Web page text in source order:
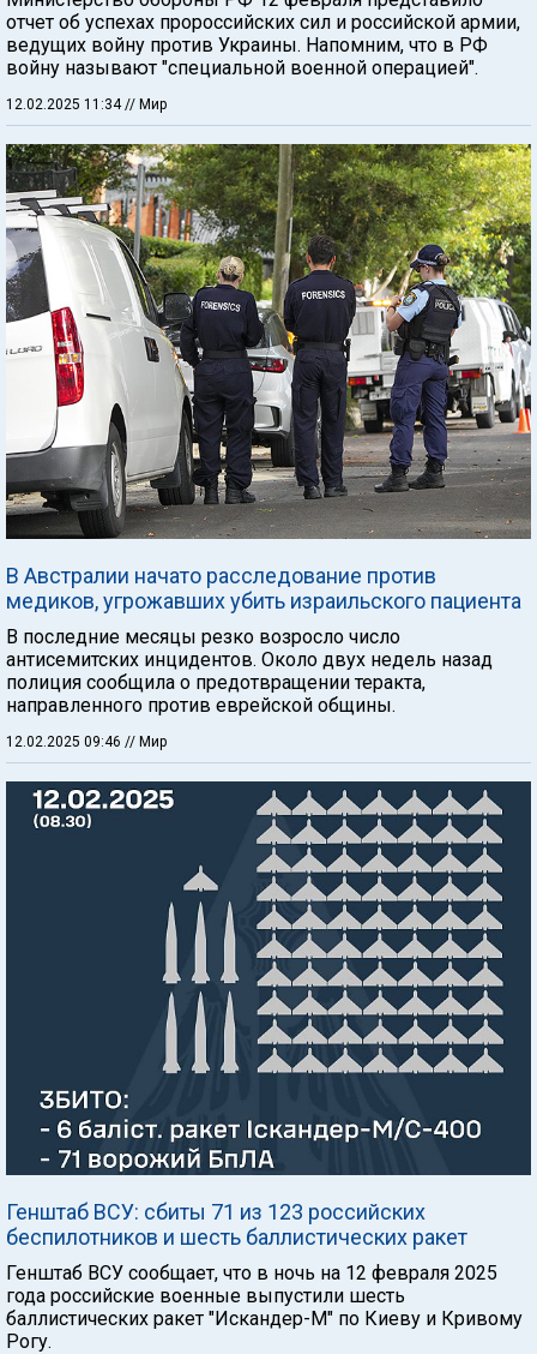
отчет об успехах пророссийских сил и российской армии,
ведущих войну против Украины. Напомним, что в РФ
войну называют "специальной военной операцией".
12.02.2025 11:34// Мир
В Австралии начато расследование против
медиков, угрожавших убить израильского пациента
В последние месяцы резко возросло число
антисемитских инцидентов. Около двух недель назад
полиция сообщила о предотвращении теракта,
направленного против еврейской общины.
12.02.2025 09:46 // Мир
Генштаб ВСУ: сбиты 71 из 123 российских
беспилотников и шесть баллистических ракет
Генштаб ВСУ сообщает, что в ночь на 12 февраля 2025
года российские военные выпустили шесть
баллистических ракет "Искандер-М" по Киеву и Кривому
Рогу.